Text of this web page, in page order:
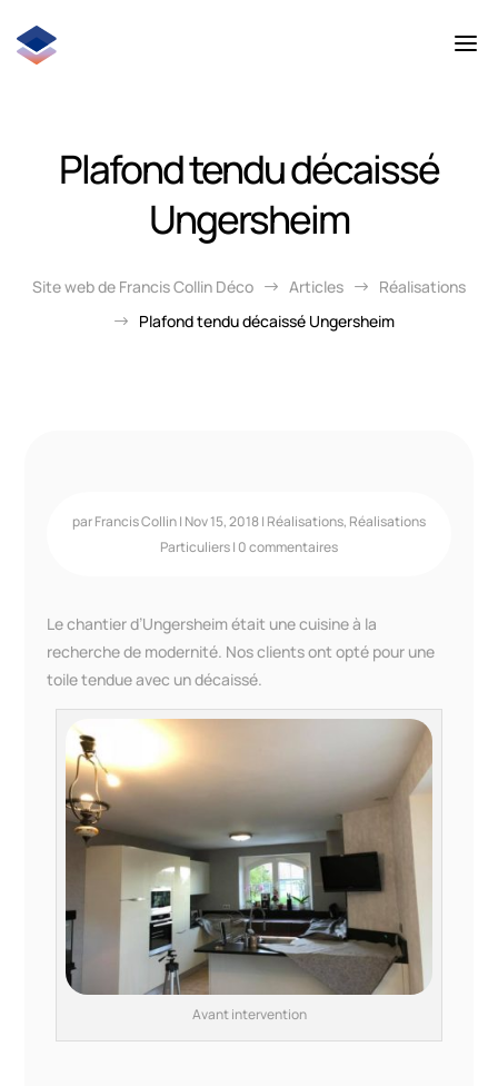
Plafond tendu décaissé
Ungersheim
Site web de Francis Collin Déco $ Articles $ Réalisations
$ Plafond tendu décaissé Ungersheim
parFrancis Collin| Nov 15, 2018| Réalisations, Réalisations
Particuliers| 0 commentaires
Le chantier d’Ungersheim était une cuisine à la
recherche de modernité. Nos clients ont opté pour une
toile tendue avec un décaissé.
Avant intervention